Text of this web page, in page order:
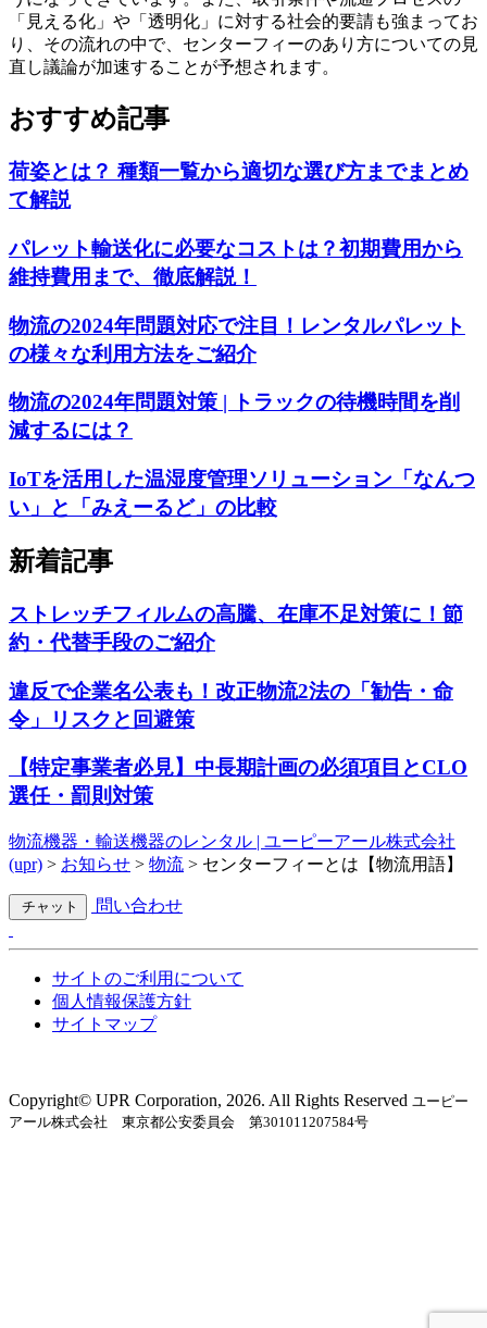
「見える化」や「透明化」に対する社会的要請も強まってお
り、その流れの中で、センターフィーのあり方についての見
直し議論が加速することが予想されます。
おすすめ記事
荷姿とは？ 種類一覧から適切な選び方までまとめ
て解説
パレット輸送化に必要なコストは？初期費用から
維持費用まで、徹底解説！
物流の2024年問題対応で注目！レンタルパレット
の様々な利用方法をご紹介
物流の2024年問題対策 | トラックの待機時間を削
減するには？
IoTを活用した温湿度管理ソリューション「なんつ
い」と「みえーるど」の比較
新着記事
ストレッチフィルムの高騰、在庫不足対策に！節
約・代替手段のご紹介
違反で企業名公表も！改正物流2法の「勧告・命
令」リスクと回避策
【特定事業者必見】中長期計画の必須項目とCLO
選任・罰則対策
物流機器・輸送機器のレンタル | ユーピーアール株式会社
(upr) > お知らせ > 物流 > センターフィーとは【物流用語】
チャット 問い合わせ
サイトのご利用について
個人情報保護方針
サイトマップ
Copyright©︎ UPR Corporation, 2026. All Rights Reserved ユーピー
アール株式会社 東京都公安委員会 第301011207584号